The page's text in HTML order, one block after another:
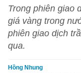
Trong phiên giao
giá vàng trong
phiên giao dịch
qua.
Hồng Nhung